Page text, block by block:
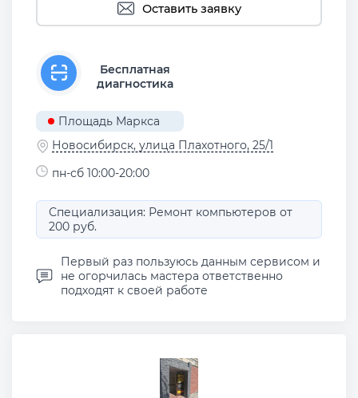
Оставить заявку
Бесплатная
диагностика
Площадь Маркса
Новосибирск, улица Плахотного, 25/1
пн-сб 10:00-20:00
Специализация: Ремонт компьютеров от
200 руб.
Первый раз пользуюсь данным сервисом и
не огорчилась мастера ответственно
подходят к своей работе